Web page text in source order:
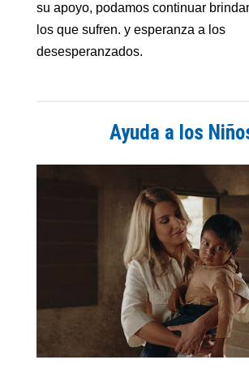
su apoyo, podamos continuar
los que sufren. y esperanza a los
desesperanzados.
Ayuda a los